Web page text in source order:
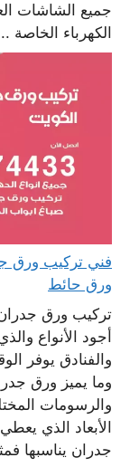
جميع الشاشات
الكهرباء الخاصة
ورق حائط
تركيب ورق
أجود الأنواع
والفنادق يوفر
وما يميز ورق
والرسومات
الأبعاد الذي
جدران يناسبها